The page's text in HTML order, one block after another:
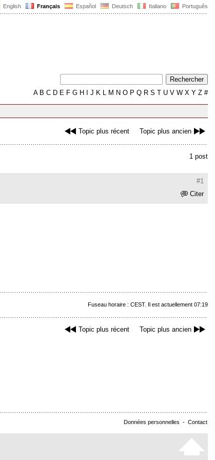
English Français Español Deutsch Italiano Português
AB C D E F G H J K L M N O P Q R S T U V W X Y Z #
Topic plus récent Topic plus ancien
1 post
#1
Citer
Fuseau horaire : CEST. Il est actuellement 07:19
Topic plus récent Topic plus ancien
Données personnelles - Contact